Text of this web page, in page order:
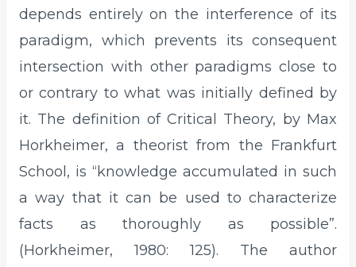
depends entirely on the interference of its
paradigm, which prevents its consequent
intersection with other paradigms close to
or contrary to what was initially defined by
it. The definition of Critical Theory, by Max
Horkheimer, a theorist from the Frankfurt
School, is “knowledge accumulated in such
a way that it can be used to characterize
facts as thoroughly as possible”.
(Horkheimer, 1980: 125). The author